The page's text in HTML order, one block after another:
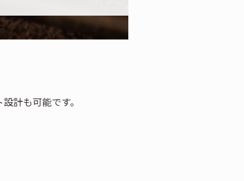
計も可能です。